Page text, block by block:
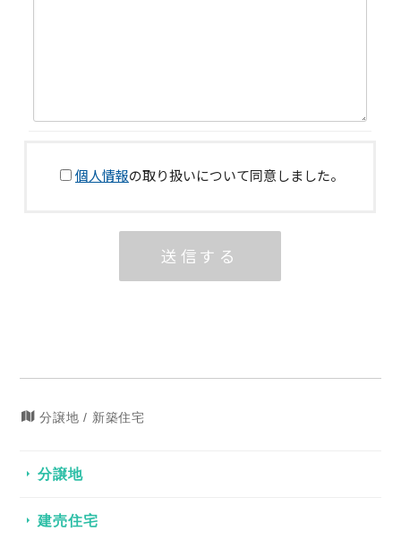
分譲地 / 新築住宅
分譲地
建売住宅